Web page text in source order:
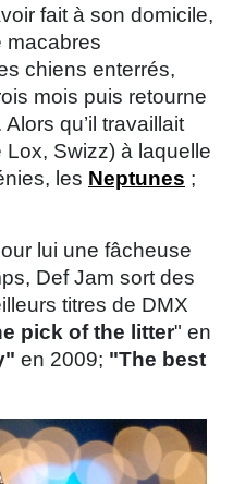
fait à son domicile,
macabres
chiens enterrés,
mois puis retourne
qu’il travaillait
Swizz) à laquelle
les Neptunes ;
lui une fâcheuse
Def Jam sort des
titres de DMX
pick of the litter" en
en 2009; "The best